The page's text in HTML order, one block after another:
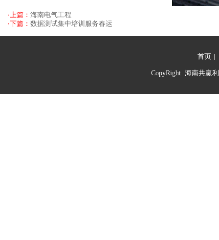
·上篇： 海南电气工程
·下篇： 数据测试集中培训服务春运
首页
CopyRight 海南共赢